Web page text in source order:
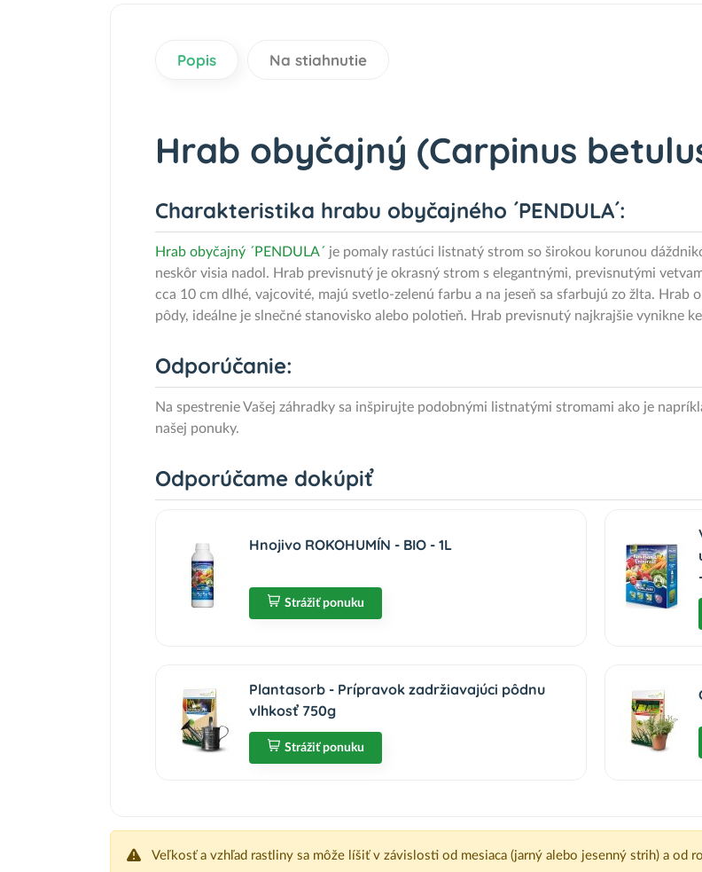
Popis Na stiahnutie
Hrab obyčajný (Carpinus
Charakteristika hrabu obyčajného ´PENDULA´:
Hrab obyčajný ´PENDULA´ je pomaly rastúci listnatý strom so širokou korunou
neskôr visia nadol. Hrab previsnutý je okrasný strom s elegantnými, previsnutými
cca 10 cm dlhé, vajcovité, majú svetlo-zelenú farbu a na jeseň sa sfarbujú zo žlta.
pôdy, ideálne je slnečné stanovisko alebo polotieň. Hrab previsnutý najkrajšie vynikne
Odporúčanie:
Na spestrenie Vašej záhradky sa inšpirujte podobnými listnatými stromami ako je
našej ponuky.
Odporúčame dokúpiť
Hnojivo ROKOHUMÍN - BIO - 1L
Strážiť ponuku
Plantasorb - Prípravok zadržiavajúci pôdnu
vlhkosť 750g
Strážiť ponuku
Veľkosť a vzhľad rastliny sa môže líšiť v závislosti od mesiaca (jarný alebo jesenný strih) a od